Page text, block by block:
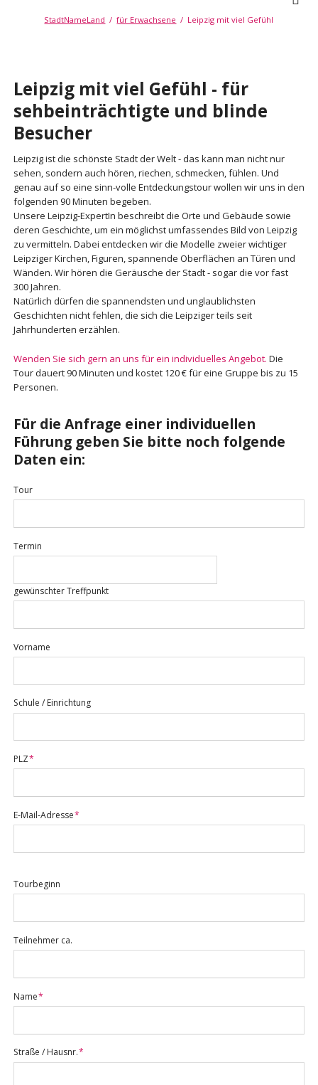
StadtNameLand für Erwachsene Leipzig mit viel Gefühl
Leipzig mit viel Gefühl - für
sehbeinträchtigte und blinde
Besucher
Leipzig ist die schönste Stadt der Welt - das kann man nicht nur
sehen, sondern auch hören, riechen, schmecken, fühlen. Und
genau auf so eine sinn-volle Entdeckungstour wollen wir uns in den
folgenden 90 Minuten begeben.
Unsere Leipzig-ExpertIn beschreibt die Orte und Gebäude sowie
deren Geschichte, um ein möglichst umfassendes Bild von Leipzig
zu vermitteln. Dabei entdecken wir die Modelle zweier wichtiger
Leipziger Kirchen, Figuren, spannende Oberflächen an Türen und
Wänden. Wir hören die Geräusche der Stadt - sogar die vor fast
300 Jahren.
Natürlich dürfen die spannendsten und unglaublichsten
Geschichten nicht fehlen, die sich die Leipziger teils seit
Jahrhunderten erzählen.
Wenden Sie sich gern an uns für ein individuelles Angebot. Die
Tour dauert 90 Minuten und kostet 120 € für eine Gruppe bis zu 15
Personen.
Für die Anfrage einer individuellen
Führung geben Sie bitte noch folgende
Daten ein:
Tour
Termin
gewünschter Treffpunkt
Vorname
Schule / Einrichtung
Pflichtfeld
PLZ*
Pflichtfeld
E-Mail-Adresse*
Tourbeginn
Teilnehmer ca.
Pflichtfeld
Name*
Pflichtfeld
Straße / Hausnr.*